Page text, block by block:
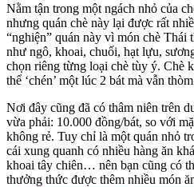
Nằm tận trong một ngách nhỏ của
nhưng quán chè này lại được rất
“nghiện” quán này vì món chè Thái
như ngô, khoai, chuối, hạt lựu,
chọn riêng từng loại chè tùy ý. Chè
thể ‘chén’ một lúc 2 bát mà vẫn
Nơi đây cũng đã có thâm niên trên
vừa phải: 10.000 đồng/bát, so với
không rẻ. Tuy chỉ là một quán nhỏ
cái xung quanh có nhiều hàng ăn
khoai tây chiên… nên bạn cũng có
thưởng thức được thêm nhiều món